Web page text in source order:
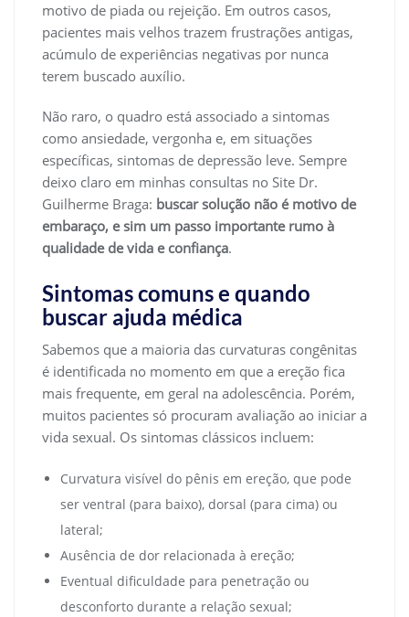
motivo de piada ou rejeição. Em outros casos,
pacientes mais velhos trazem frustrações antigas,
acúmulo de experiências negativas por nunca
terem buscado auxílio.
Não raro, o quadro está associado a sintomas
como ansiedade, vergonha e, em situações
específicas, sintomas de depressão leve. Sempre
deixo claro em minhas consultas no Site Dr.
Guilherme Braga: buscar solução não é motivo de
embaraço, e sim um passo importante rumo à
qualidade de vida e confiança.
Sintomas comuns e quando
buscar ajuda médica
Sabemos que a maioria das curvaturas congênitas
é identificada no momento em que a ereção fica
mais frequente, em geral na adolescência. Porém,
muitos pacientes só procuram avaliação ao iniciar a
vida sexual. Os sintomas clássicos incluem:
Curvatura visível do pênis em ereção, que pode
ser ventral (para baixo), dorsal (para cima) ou
lateral;
Ausência de dor relacionada à ereção;
Eventual dificuldade para penetração ou
desconforto durante a relação sexual;